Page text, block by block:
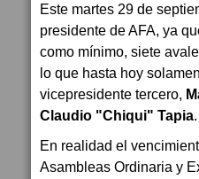
Este martes 29 de
presidente de AFA, ya
como mínimo, siete
lo que hasta hoy
vicepresidente tercero,
Claudio "Chiqui" Tapia.
En realidad el
Asambleas Ordinaria y